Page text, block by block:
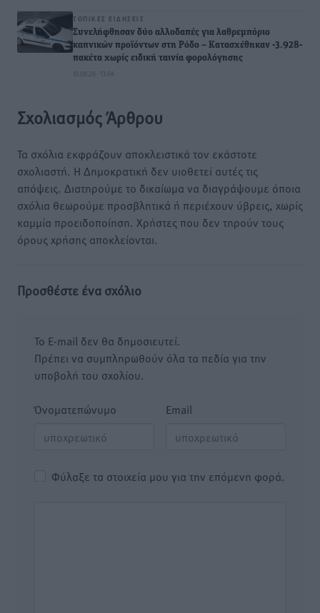
ΤΟΠΙΚΈΣ ΕΙΔΉΣΕΙΣ
Συνελήφθησαν δύο αλλοδαπές για λαθρεμπόριο
καπνικών προϊόντων στη Ρόδο – Κατασχέθηκαν -3.928-
πακέτα χωρίς ειδική ταινία φορολόγησης
10.08.26 · 13:04
Σχολιασμός Άρθρου
Τα σχόλια εκφράζουν αποκλειστικά τον εκάστοτε
σχολιαστή. Η Δημοκρατική δεν υιοθετεί αυτές τις
απόψεις. Διατηρούμε το δικαίωμα να διαγράψουμε όποια
σχόλια θεωρούμε προσβλητικά ή περιέχουν ύβρεις, χωρίς
καμμία προειδοποίηση. Χρήστες που δεν τηρούν τους
όρους χρήσης αποκλείονται.
Προσθέστε ένα σχόλιο
Το E-mail δεν θα δημοσιευτεί.
Πρέπει να συμπληρωθούν όλα τα πεδία για την
υποβολή του σχολίου.
Όνοματεπώνυμο Email
Φύλαξε τα στοιχεία μου για την επόμενη φορά.